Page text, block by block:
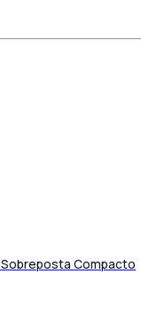
Sobreposta Compacto